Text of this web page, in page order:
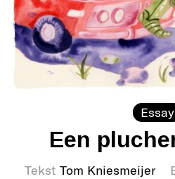
Essay
Een
Tekst Tom Kniesmeijer